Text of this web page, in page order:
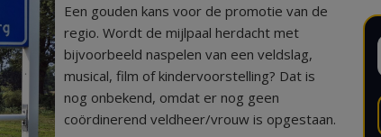
Een gouden kans voor de promotie van de
regio. Wordt de mijlpaal herdacht met
bijvoorbeeld naspelen van een veldslag,
musical, film of kindervoorstelling? Dat is
nog onbekend, omdat er nog geen
coördinerend veldheer/vrouw is opgestaan.